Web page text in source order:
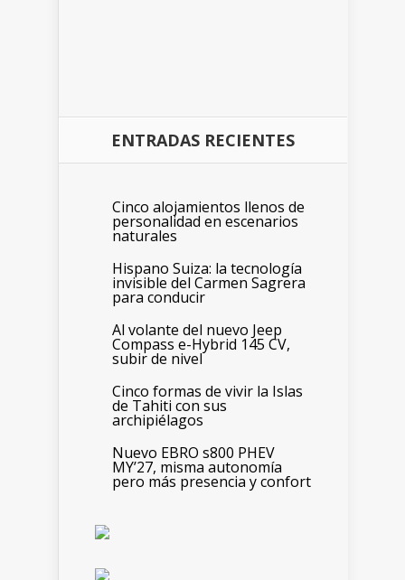
ENTRADAS RECIENTES
Cinco alojamientos llenos de
personalidad en escenarios
naturales
Hispano Suiza: la tecnología
invisible del Carmen Sagrera
para conducir
Al volante del nuevo Jeep
Compass e-Hybrid 145 CV,
subir de nivel
Cinco formas de vivir la Islas
de Tahiti con sus
archipiélagos
Nuevo EBRO s800 PHEV
MY’27, misma autonomía
pero más presencia y confort